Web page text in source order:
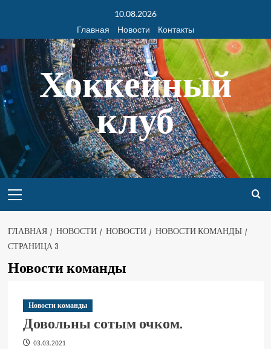
10.08.2026
Главная
Новости Контакты
Хоккейный
клуб
ГЛАВНАЯ НОВОСТИ НОВОСТИ
НОВОСТИ КОМАНДЫ
СТРАНИЦА 3
Новости команды
Новости команды
Довольны сотым очком.
03.03.2021